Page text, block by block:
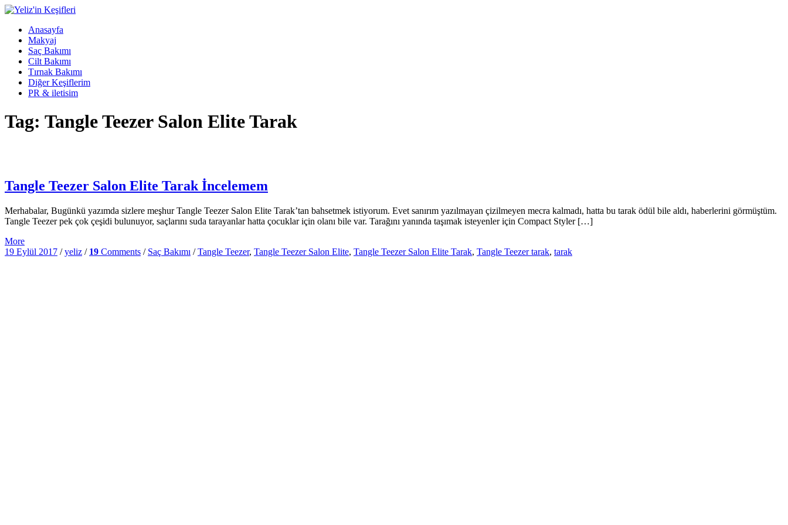
Anasayfa
Makyaj
Saç Bakımı
Cilt Bakımı
Tırnak Bakımı
Diğer Keşiflerim
PR & iletisim
Tag: Tangle Teezer Salon Elite Tarak
Tangle Teezer Salon Elite Tarak İncelemem
Merhabalar, Bugünkü yazımda sizlere meşhur Tangle Teezer Salon Elite Tarak’tan bahsetmek istiyorum. Evet sanırım yazılmayan çizilmeyen mecra kalmadı, hatta bu tarak ödül bile aldı, haberlerini görmüştüm.
Tangle Teezer pek çok çeşidi bulunuyor, saçlarını suda tarayanlar hatta çocuklar için olanı bile var. Tarağını yanında taşımak isteyenler için Compact Styler […]
More
19 Eylül 2017 / yeliz / 19 Comments / Saç Bakımı / Tangle Teezer, Tangle Teezer Salon Elite, Tangle Teezer Salon Elite Tarak, Tangle Teezer tarak, tarak